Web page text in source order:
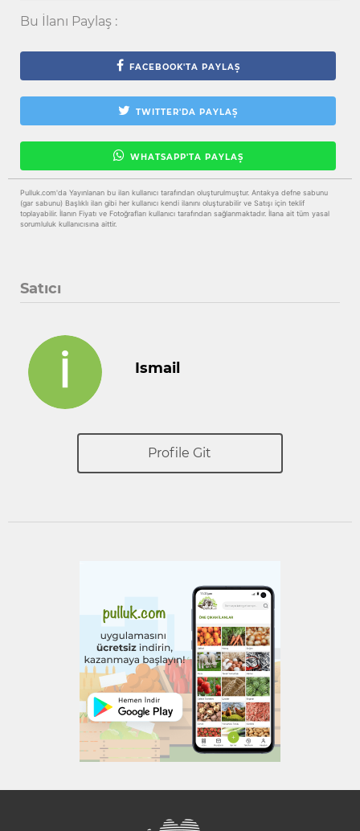
Bu İlanı Paylaş :
FACEBOOK'TA PAYLAŞ
TWITTER'DA PAYLAŞ
WHATSAPP'TA PAYLAŞ
Pulluk.com'da Yayınlanan bu ilan kullanıcı tarafından oluşturulmuştur. Antakya defne sabunu
(gar sabunu) Başlıklı ilan gibi her kullanıcı kendi ilanını oluşturabilir ve Satışı için teklif
toplayabilir. İlanın Fiyatı ve Fotoğrafları kullanıcı tarafından sağlanmaktadır. İlana ait tüm yasal
sorumluluk kullanıcısına aittir.
Satıcı
Ismail
Profile Git